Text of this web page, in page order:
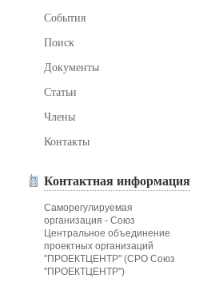
События
Поиск
Документы
Статьи
Члены
Контакты
Контактная информация
Саморегулируемая
организация - Союз
Центральное объединение
проектных организаций
"ПРОЕКТЦЕНТР" (СРО Союз
"ПРОЕКТЦЕНТР")